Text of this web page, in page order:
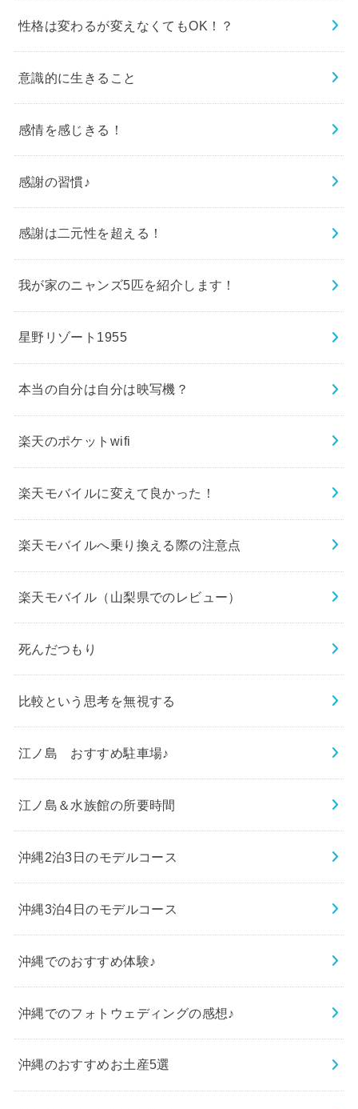
性格は変わるが変えなくてもOK！？
意識的に生きること
感情を感じきる！
感謝の習慣♪
感謝は二元性を超える！
我が家のニャンズ5匹を紹介します！
星野リゾート1955
本当の自分は自分は映写機？
楽天のポケットwifi
楽天モバイルに変えて良かった！
楽天モバイルへ乗り換える際の注意点
楽天モバイル（山梨県でのレビュー）
死んだつもり
比較という思考を無視する
江ノ島 おすすめ駐車場♪
江ノ島＆水族館の所要時間
沖縄2泊3日のモデルコース
沖縄3泊4日のモデルコース
沖縄でのおすすめ体験♪
沖縄でのフォトウェディングの感想♪
沖縄のおすすめお土産5選